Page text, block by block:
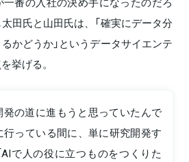
田氏と山田氏は、「確実にデータ分
かどうか」というデータサイエンテ
挙げる。
発の道に進もうと思っていたんで
っている間に、単に研究開発す
で人の役に立つものをつくりた